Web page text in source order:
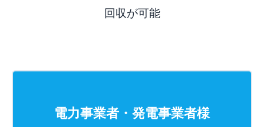
回収が可能
電力事業者・発電事業者様